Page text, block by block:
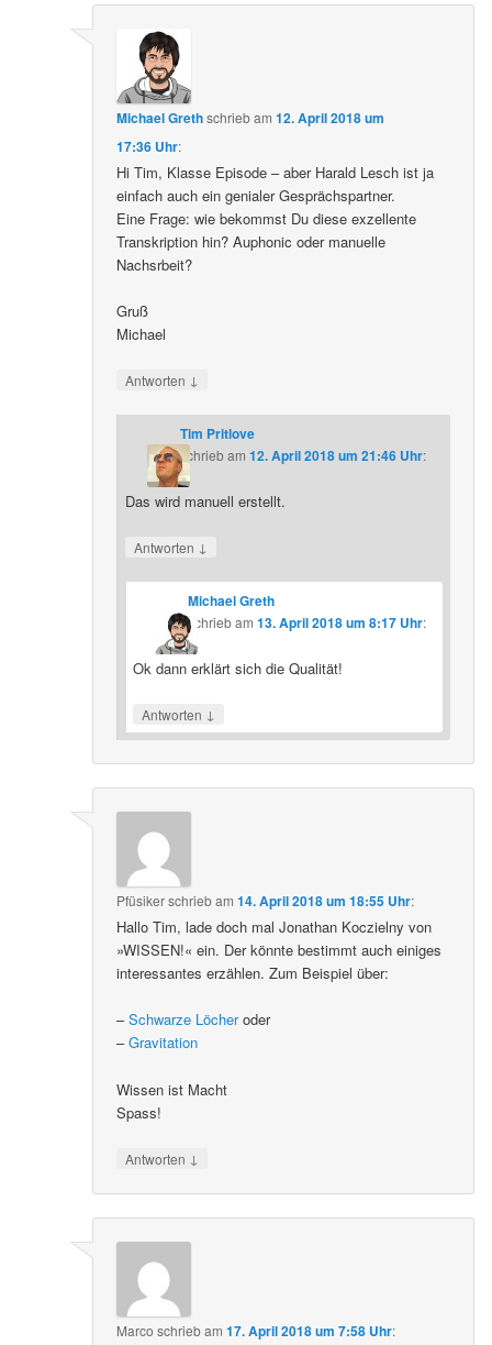
Michael Grethschriebam12. April 2018 um
17:36 Uhr:
Hi Tim, Klasse Episode – aber Harald Lesch ist ja
einfach auch ein genialer Gesprächspartner.
Eine Frage: wie bekommst Du diese exzellente
Transkription hin? Auphonic oder manuelle
Nachsrbeit?
Gruß
Michael
Antworten ↓
Tim Pritlove
schriebam 12. April 2018 um 21:46 Uhr:
Das wird manuell erstellt.
Antworten ↓
Michael Greth
schriebam13. April 2018 um 8:17 Uhr:
Ok dann erklärt sich die Qualität!
Antworten ↓
Pfüsikerschriebam14. April 2018 um 18:55 Uhr:
Hallo Tim, lade doch mal Jonathan Koczielny von
»WISSEN!« ein. Der könnte bestimmt auch einiges
interessantes erzählen. Zum Beispiel über:
–Schwarze Löcheroder
–Gravitation
Wissen ist Macht
Spass!
Antworten ↓
Marco schriebam17. April 2018 um 7:58 Uhr: